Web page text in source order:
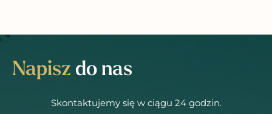
Napisz do nas
Skontaktujemy się w ciągu 24 godzin.